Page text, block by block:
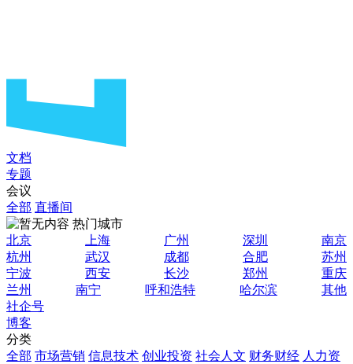
文档
专题
会议
全部 直播间
热门城市
北京
上海 广州 深圳
南京
杭州
武汉 成都 合肥
苏州
宁波
西安 长沙 郑州
重庆
兰州
南宁 呼和浩特 哈尔滨
其他
社企号
博客
分类
全部 市场营销 信息技术 创业投资 社会人文 财务财经 人力资